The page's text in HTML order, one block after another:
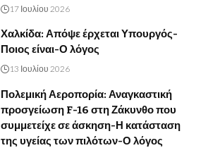
17 Ιουλίου 2026
Χαλκίδα: Απόψε έρχεται Υπουργός-
Ποιος είναι-Ο λόγος
13 Ιουλίου 2026
Πολεμική Αεροπορία: Αναγκαστική
προσγείωση F-16 στη Ζάκυνθο που
συμμετείχε σε άσκηση-Η κατάσταση
της υγείας των πιλότων-Ο λόγος